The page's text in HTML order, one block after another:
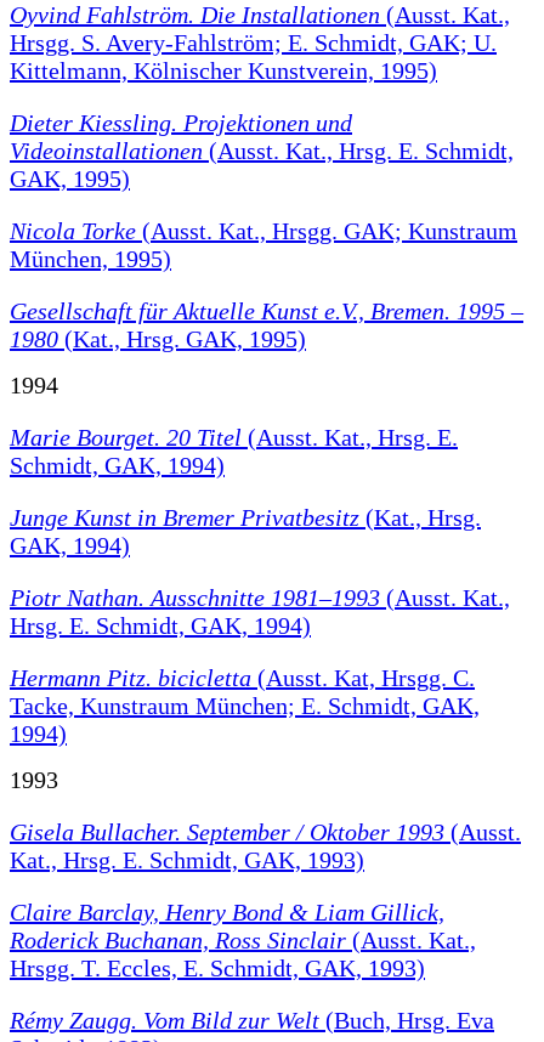
Oyvind Fahlström. Die Installationen (Ausst. Kat.,
Hrsgg. S. Avery-Fahlström; E. Schmidt, GAK; U.
Kittelmann, Kölnischer Kunstverein, 1995)
Dieter Kiessling. Projektionen und
Videoinstallationen (Ausst. Kat., Hrsg. E. Schmidt,
GAK, 1995)
Nicola Torke (Ausst. Kat., Hrsgg. GAK; Kunstraum
München, 1995)
Gesellschaft für Aktuelle Kunst e.V., Bremen. 1995 –
1980 (Kat., Hrsg. GAK, 1995)
1994
Marie Bourget. 20 Titel (Ausst. Kat., Hrsg. E.
Schmidt, GAK, 1994)
Junge Kunst in Bremer Privatbesitz (Kat., Hrsg.
GAK, 1994)
Piotr Nathan. Ausschnitte 1981–1993 (Ausst. Kat.,
Hrsg. E. Schmidt, GAK, 1994)
Hermann Pitz. bicicletta (Ausst. Kat, Hrsgg. C.
Tacke, Kunstraum München; E. Schmidt, GAK,
1994)
1993
Gisela Bullacher. September / Oktober 1993 (Ausst.
Kat., Hrsg. E. Schmidt, GAK, 1993)
Claire Barclay, Henry Bond & Liam Gillick,
Roderick Buchanan, Ross Sinclair (Ausst. Kat.,
Hrsgg. T. Eccles, E. Schmidt, GAK, 1993)
Rémy Zaugg. Vom Bild zur Welt (Buch, Hrsg. Eva